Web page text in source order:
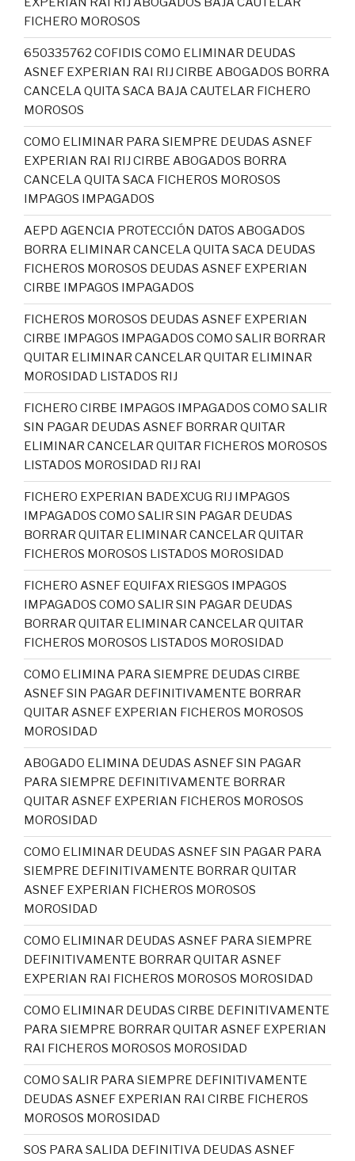
FICHERO MOROSOS
650335762 COFIDIS COMO ELIMINAR DEUDAS
ASNEF EXPERIAN RAI RIJ CIRBE ABOGADOS BORRA
CANCELA QUITA SACA BAJA CAUTELAR FICHERO
MOROSOS
COMO ELIMINAR PARA SIEMPRE DEUDAS ASNEF
EXPERIAN RAI RIJ CIRBE ABOGADOS BORRA
CANCELA QUITA SACA FICHEROS MOROSOS
IMPAGOS IMPAGADOS
AEPD AGENCIA PROTECCIÓN DATOS ABOGADOS
BORRA ELIMINAR CANCELA QUITA SACA DEUDAS
FICHEROS MOROSOS DEUDAS ASNEF EXPERIAN
CIRBE IMPAGOS IMPAGADOS
FICHEROS MOROSOS DEUDAS ASNEF EXPERIAN
CIRBE IMPAGOS IMPAGADOS COMO SALIR BORRAR
QUITAR ELIMINAR CANCELAR QUITAR ELIMINAR
MOROSIDAD LISTADOS RIJ
FICHERO CIRBE IMPAGOS IMPAGADOS COMO SALIR
SIN PAGAR DEUDAS ASNEF BORRAR QUITAR
ELIMINAR CANCELAR QUITAR FICHEROS MOROSOS
LISTADOS MOROSIDAD RIJ RAI
FICHERO EXPERIAN BADEXCUG RIJ IMPAGOS
IMPAGADOS COMO SALIR SIN PAGAR DEUDAS
BORRAR QUITAR ELIMINAR CANCELAR QUITAR
FICHEROS MOROSOS LISTADOS MOROSIDAD
FICHERO ASNEF EQUIFAX RIESGOS IMPAGOS
IMPAGADOS COMO SALIR SIN PAGAR DEUDAS
BORRAR QUITAR ELIMINAR CANCELAR QUITAR
FICHEROS MOROSOS LISTADOS MOROSIDAD
COMO ELIMINA PARA SIEMPRE DEUDAS CIRBE
ASNEF SIN PAGAR DEFINITIVAMENTE BORRAR
QUITAR ASNEF EXPERIAN FICHEROS MOROSOS
MOROSIDAD
ABOGADO ELIMINA DEUDAS ASNEF SIN PAGAR
PARA SIEMPRE DEFINITIVAMENTE BORRAR
QUITAR ASNEF EXPERIAN FICHEROS MOROSOS
MOROSIDAD
COMO ELIMINAR DEUDAS ASNEF SIN PAGAR PARA
SIEMPRE DEFINITIVAMENTE BORRAR QUITAR
ASNEF EXPERIAN FICHEROS MOROSOS
MOROSIDAD
COMO ELIMINAR DEUDAS ASNEF PARA SIEMPRE
DEFINITIVAMENTE BORRAR QUITAR ASNEF
EXPERIAN RAI FICHEROS MOROSOS MOROSIDAD
COMO ELIMINAR DEUDAS CIRBE DEFINITIVAMENTE
PARA SIEMPRE BORRAR QUITAR ASNEF EXPERIAN
RAI FICHEROS MOROSOS MOROSIDAD
COMO SALIR PARA SIEMPRE DEFINITIVAMENTE
DEUDAS ASNEF EXPERIAN RAI CIRBE FICHEROS
MOROSOS MOROSIDAD
SOS PARA SALIDA DEFINITIVA DEUDAS ASNEF